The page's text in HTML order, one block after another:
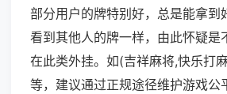
部分用户的牌特别好，总是能拿到
看到其他人的牌一样，由此怀疑是
在此类外挂。如(吉祥麻将,快乐打
等，建议通过正规途径维护游戏公